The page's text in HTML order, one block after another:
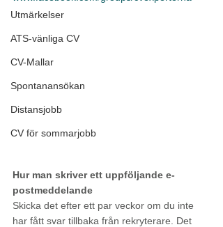
Utmärkelser
ATS-vänliga CV
CV-Mallar
Spontanansökan
Distansjobb
CV för sommarjobb
Hur man skriver ett uppföljande e-
postmeddelande
Skicka det efter ett par veckor om du inte
har fått svar tillbaka från rekryterare. Det